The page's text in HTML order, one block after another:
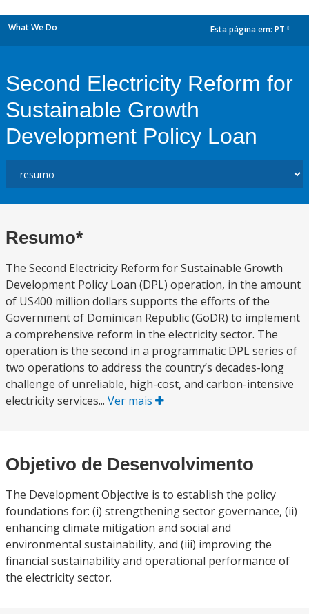
What We Do Esta página em: PT
Second Electricity Reform for
Sustainable Growth
Development Policy Loan
Resumo*
The Second Electricity Reform for Sustainable Growth
Development Policy Loan (DPL) operation, in the amount
of US400 million dollars supports the efforts of the
Government of Dominican Republic (GoDR) to implement
a comprehensive reform in the electricity sector. The
operation is the second in a programmatic DPL series of
two operations to address the country’s decades-long
challenge of unreliable, high-cost, and carbon-intensive
electricity services... Ver mais
Objetivo de Desenvolvimento
The Development Objective is to establish the policy
foundations for: (i) strengthening sector governance, (ii)
enhancing climate mitigation and social and
environmental sustainability, and (iii) improving the
financial sustainability and operational performance of
the electricity sector.